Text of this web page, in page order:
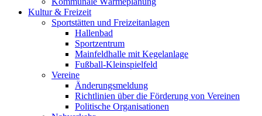
Kultur & Freizeit
Sportstätten und Freizeitanlagen
Hallenbad
Sportzentrum
Mainfeldhalle mit Kegelanlage
Fußball-Kleinspielfeld
Vereine
Änderungsmeldung
Richtlinien über die Förderung von Vereinen
Politische Organisationen